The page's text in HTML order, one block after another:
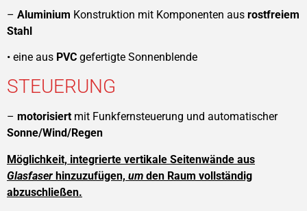
– Aluminium Konstruktion mit Komponenten aus rostfreiem
Stahl
• eine aus PVC gefertigte Sonnenblende
STEUERUNG
– motorisiert mit Funkfernsteuerung und automatischer
Sonne/Wind/Regen
Möglichkeit, integrierte vertikale Seitenwände aus
Glasfaser hinzuzufügen, um den Raum vollständig
abzuschließen.